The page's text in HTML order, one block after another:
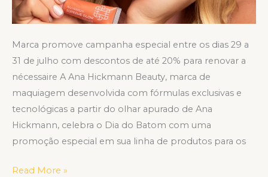
Marca promove campanha especial entre os dias 29 a
31 de julho com descontos de até 20% para renovar a
nécessaire A Ana Hickmann Beauty, marca de
maquiagem desenvolvida com fórmulas exclusivas e
tecnológicas a partir do olhar apurado de Ana
Hickmann, celebra o Dia do Batom com uma
promoção especial em sua linha de produtos para os
Read More »